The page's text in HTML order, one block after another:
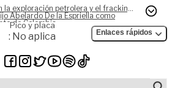
la exploración petrolera y el fracking,
Abelardo De la Espriella como
de Colombia
Pico y placa
: No aplica Enlaces rápidos